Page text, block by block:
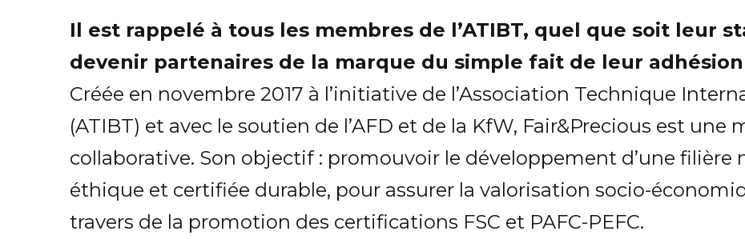
Il est rappelé à tous les membres de l’ATIBT, quel que soit leur
devenir partenaires de la marque du simple fait de leur adhésion
Créée en novembre 2017 à l’initiative de l’Association Technique
(ATIBT) et avec le soutien de l’AFD et de la KfW, Fair&Precious est une
collaborative. Son objectif : promouvoir le développement d’une filière
éthique et certifiée durable, pour assurer la valorisation socio-
travers de la promotion des certifications FSC et PAFC-PEFC.